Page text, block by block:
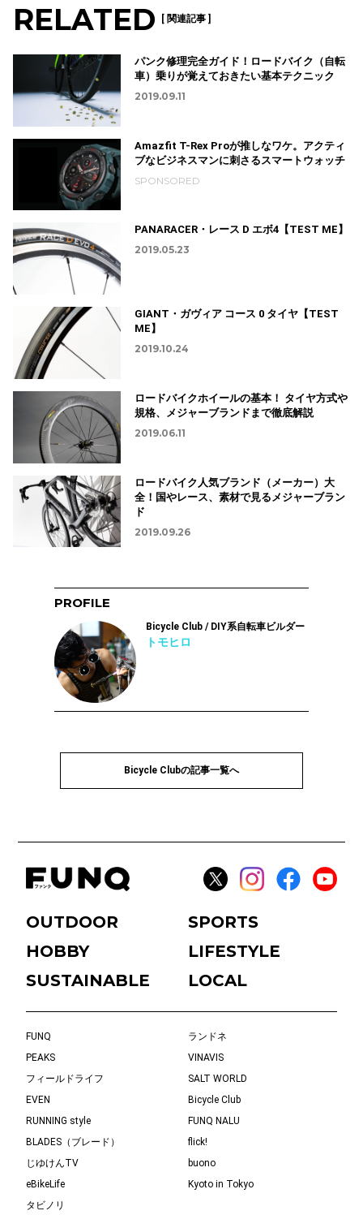
RELATED [ 関連記事 ]
パンク修理完全ガイド！ロードバイク（自転
車）乗りが覚えておきたい基本テクニック
2019.09.11
Amazfit T-Rex Proが推しなワケ。アクティ
ブなビジネスマンに刺さるスマートウォッチ
SPONSORED
PANARACER・レース D エボ4【TEST ME】
2019.05.23
GIANT・ガヴィア コース 0 タイヤ【TEST
ME】
2019.10.24
ロードバイクホイールの基本！ タイヤ方式や
規格、メジャーブランドまで徹底解説
2019.06.11
ロードバイク人気ブランド（メーカー）大
全！国やレース、素材で見るメジャーブラン
ド
2019.09.26
PROFILE
Bicycle Club / DIY系自転車ビルダー
トモヒロ
Bicycle Clubの記事一覧へ
OUTDOOR
SPORTS
HOBBY
LIFESTYLE
SUSTAINABLE
LOCAL
FUNQ
ランドネ
PEAKS
VINAVIS
フィールドライフ
SALT WORLD
EVEN
Bicycle Club
RUNNING style
FUNQ NALU
BLADES（ブレード）
flick!
じゆけんTV
buono
eBikeLife
Kyoto in Tokyo
タビノリ